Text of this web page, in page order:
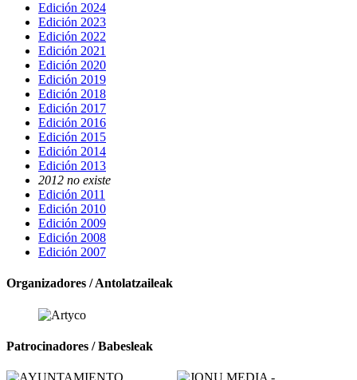
Edición 2024
Edición 2023
Edición 2022
Edición 2021
Edición 2020
Edición 2019
Edición 2018
Edición 2017
Edición 2016
Edición 2015
Edición 2014
Edición 2013
2012 no existe
Edición 2011
Edición 2010
Edición 2009
Edición 2008
Edición 2007
Organizadores / Antolatzaileak
Patrocinadores / Babesleak